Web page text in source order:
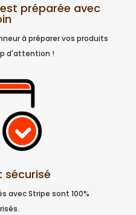
préparée avec
à préparer vos produits
d'attention !
sécurisé
avec Stripe sont 100%